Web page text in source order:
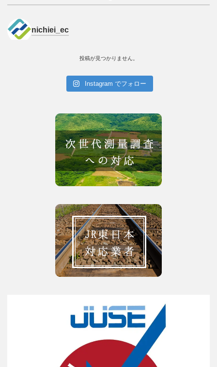
nichiei_ec
投稿が見つかりません。
Instagram でフォロー